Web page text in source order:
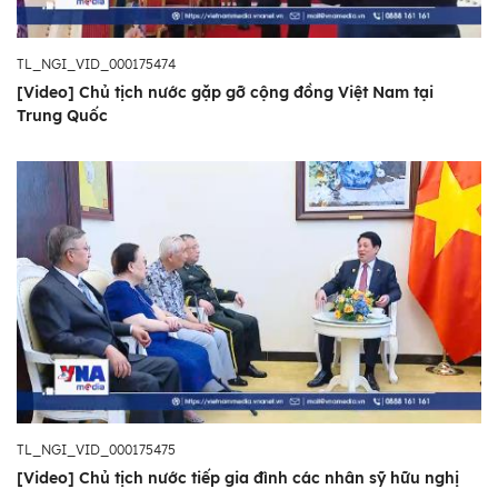
TL_NGI_VID_000175474
[Video] Chủ tịch nước gặp gỡ cộng đồng Việt Nam tại
Trung Quốc
TL_NGI_VID_000175475
[Video] Chủ tịch nước tiếp gia đình các nhân sỹ hữu nghị